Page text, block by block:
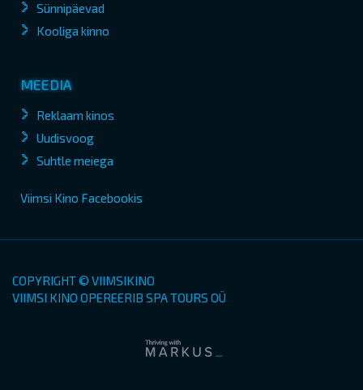
Sünnipäevad
Kooliga kinno
MEEDIA
Reklaam kinos
Uudisvoog
Suhtle meiega
Viimsi Kino Facebookis
COPYRIGHT © VIIMSIKINO
VIIMSI KINO OPEREERIB SPA TOURS OÜ